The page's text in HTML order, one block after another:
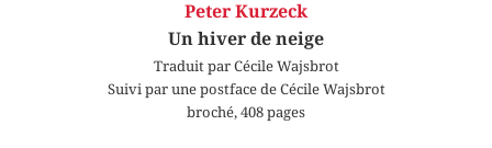
Peter Kurzeck
Un hiver de neige
Traduit par Cécile Wajsbrot
Suivi par une postface de Cécile Wajsbrot
broché, 408 pages